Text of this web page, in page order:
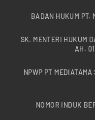
BADAN HUKUM PT.
SK. MENTERI HUKUM
AH.
NPWP PT
NOMOR INDUK